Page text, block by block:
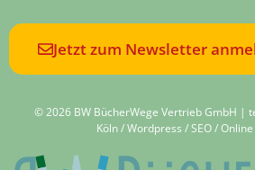
Jetzt zum Newsletter
© 2026 BW BücherWege Vertrieb GmbH |
Köln / Wordpress / SEO /